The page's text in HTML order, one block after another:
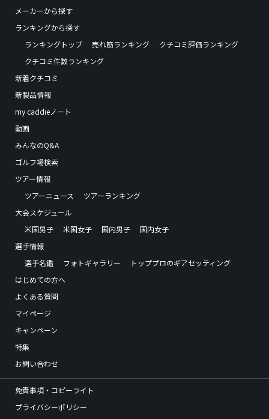
メーカーから探す
ランキングから探す
ランキングトップ
売れ筋ランキング
クチコミ評価ランキング
クチコミ件数ランキング
新着クチコミ
新製品情報
my caddieノート
動画
みんなのQ&A
ゴルフ場検索
ツアー情報
ツアーニュース
ツアーランキング
大会スケジュール
米国男子
米国女子 国内男子
国内女子
選手情報
選手名鑑
フォトギャラリー
トッププロのギアセッティング
はじめての方へ
よくある質問
マイページ
キャンペーン
特集
お問い合わせ
免責事項・コピーライト
プライバシーポリシー